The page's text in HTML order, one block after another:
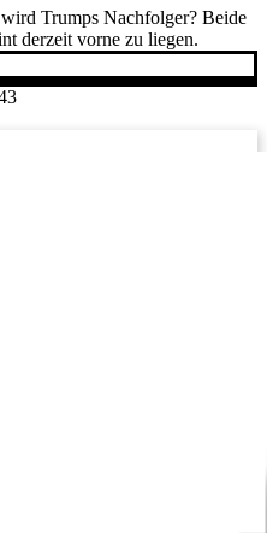
Trumps Nachfolger? Beide
derzeit vorne zu liegen.